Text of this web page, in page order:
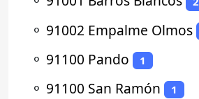
⚬ 91002 Empalme Olmos
⚬ 91100 Pando 1
⚬ 91100 San Ramón 1